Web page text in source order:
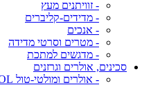
- זוויתנים מעץ
- מדידים-קליברים
- אנכים
- מטרים וסרטי מדידה
- מדגשים למתכת
סכינים, אולרים וגרזנים
- אולרים ומולטי-טול MULTI TOOL